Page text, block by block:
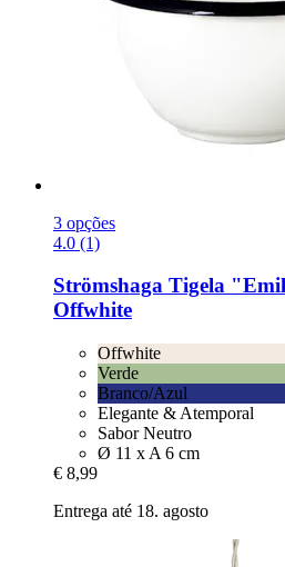
3 opções
4.0 (1)
Strömshaga Tigela
Offwhite
Offwhite
Verde
Branco/Azul
Elegante & Atemporal
Sabor Neutro
Ø 11 x A 6 cm
€ 8,99
Entrega até 18. agosto